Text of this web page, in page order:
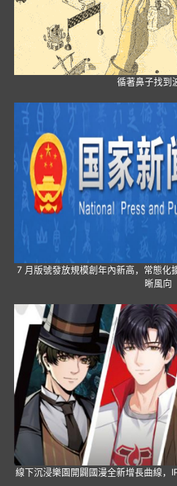
循著鼻子找到
7 月版號發放規模創年內新高，常態化
晰風向
線下沉浸樂園開闢國漫全新增長曲線，